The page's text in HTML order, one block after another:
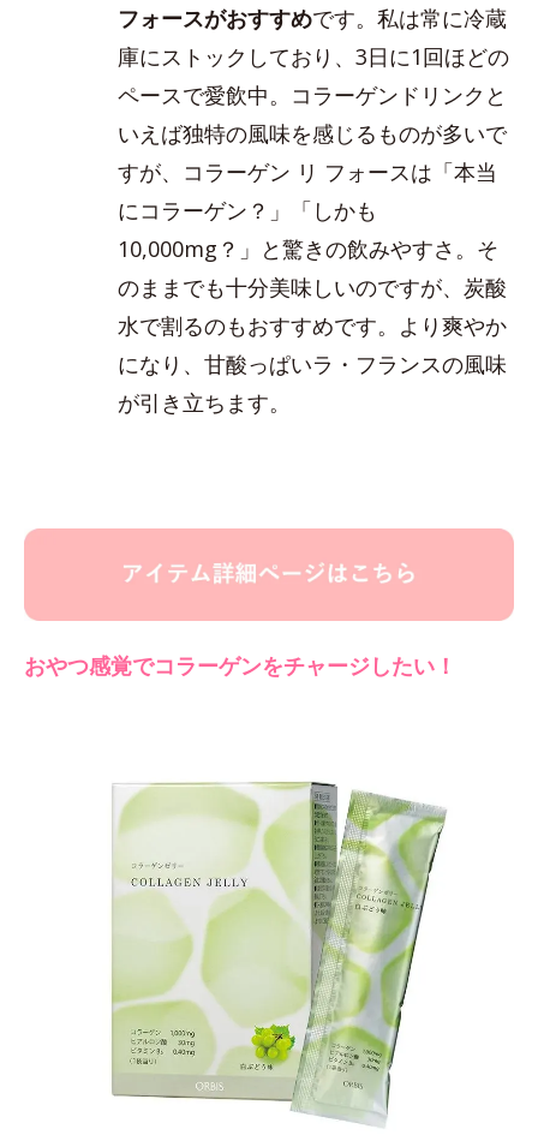
フォースがおすすめです。私は常に冷蔵
庫にストックしており、3日に1回ほどの
ペースで愛飲中。コラーゲンドリンクと
いえば独特の風味を感じるものが多いで
すが、コラーゲン リ フォースは「本当
にコラーゲン？」「しかも
10,000mg？」と驚きの飲みやすさ。そ
のままでも十分美味しいのですが、炭酸
水で割るのもおすすめです。より爽やか
になり、甘酸っぱいラ・フランスの風味
が引き立ちます。
おやつ感覚でコラーゲンをチャージしたい！